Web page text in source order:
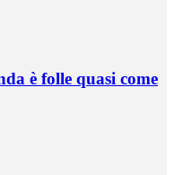
è folle quasi come